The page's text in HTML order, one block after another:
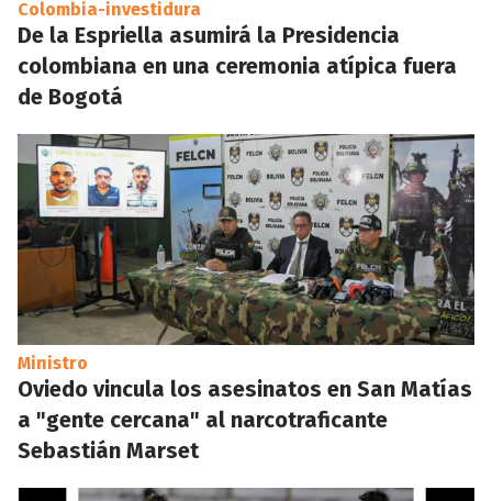
Colombia-investidura
De la Espriella asumirá la Presidencia
colombiana en una ceremonia atípica fuera
de Bogotá
Ministro
Oviedo vincula los asesinatos en San Matías
a "gente cercana" al narcotraficante
Sebastián Marset